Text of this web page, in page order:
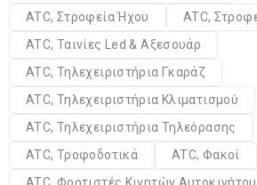
ATC, Στροφεία Ήχου
ATC,
ATC, Ταινίες Led & Αξεσουάρ
ATC, Τηλεχειριστήρια Γκαράζ
ATC, Τηλεχειριστήρια Κλιματισμού
ATC, Τηλεχειριστήρια Τηλεόρασης
ATC, Τροφοδοτικά
ATC, Φακοί
ATC, Φορτιστές Κινητών Αυτοκινήτου